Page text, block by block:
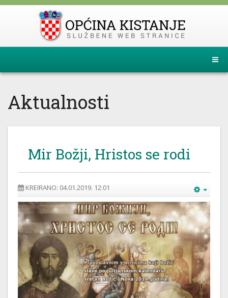
Aktualnosti
Mir Božji, Hristos se rodi
KREIRANO: 04.01.2019. 12:01